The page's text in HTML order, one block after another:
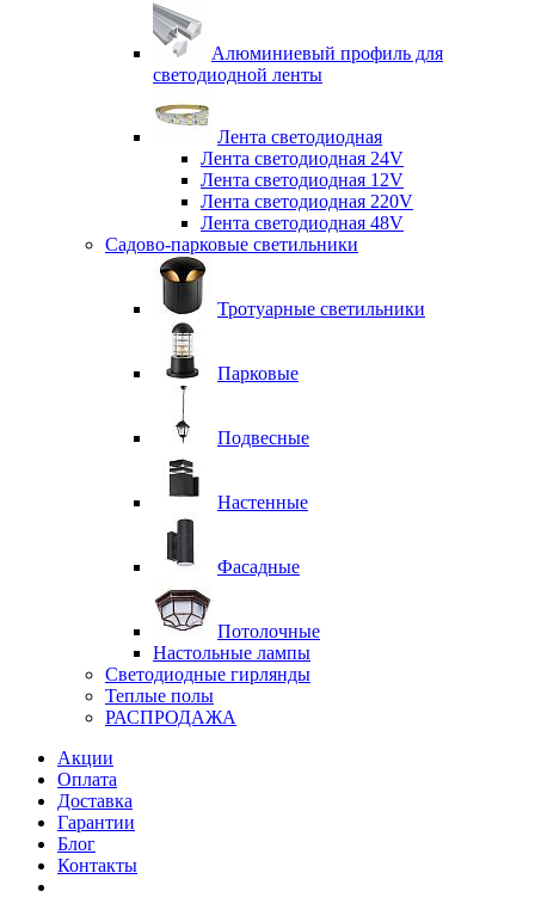
Алюминиевый профиль для
светодиодной ленты
Лента светодиодная
Лента светодиодная 24V
Лента светодиодная 12V
Лента светодиодная 220V
Лента светодиодная 48V
Садово-парковые светильники
Тротуарные светильники
Парковые
Подвесные
Настенные
Фасадные
Потолочные
Настольные лампы
Светодиодные гирлянды
Теплые полы
РАСПРОДАЖА
Акции
Оплата
Доставка
Гарантии
Блог
Контакты